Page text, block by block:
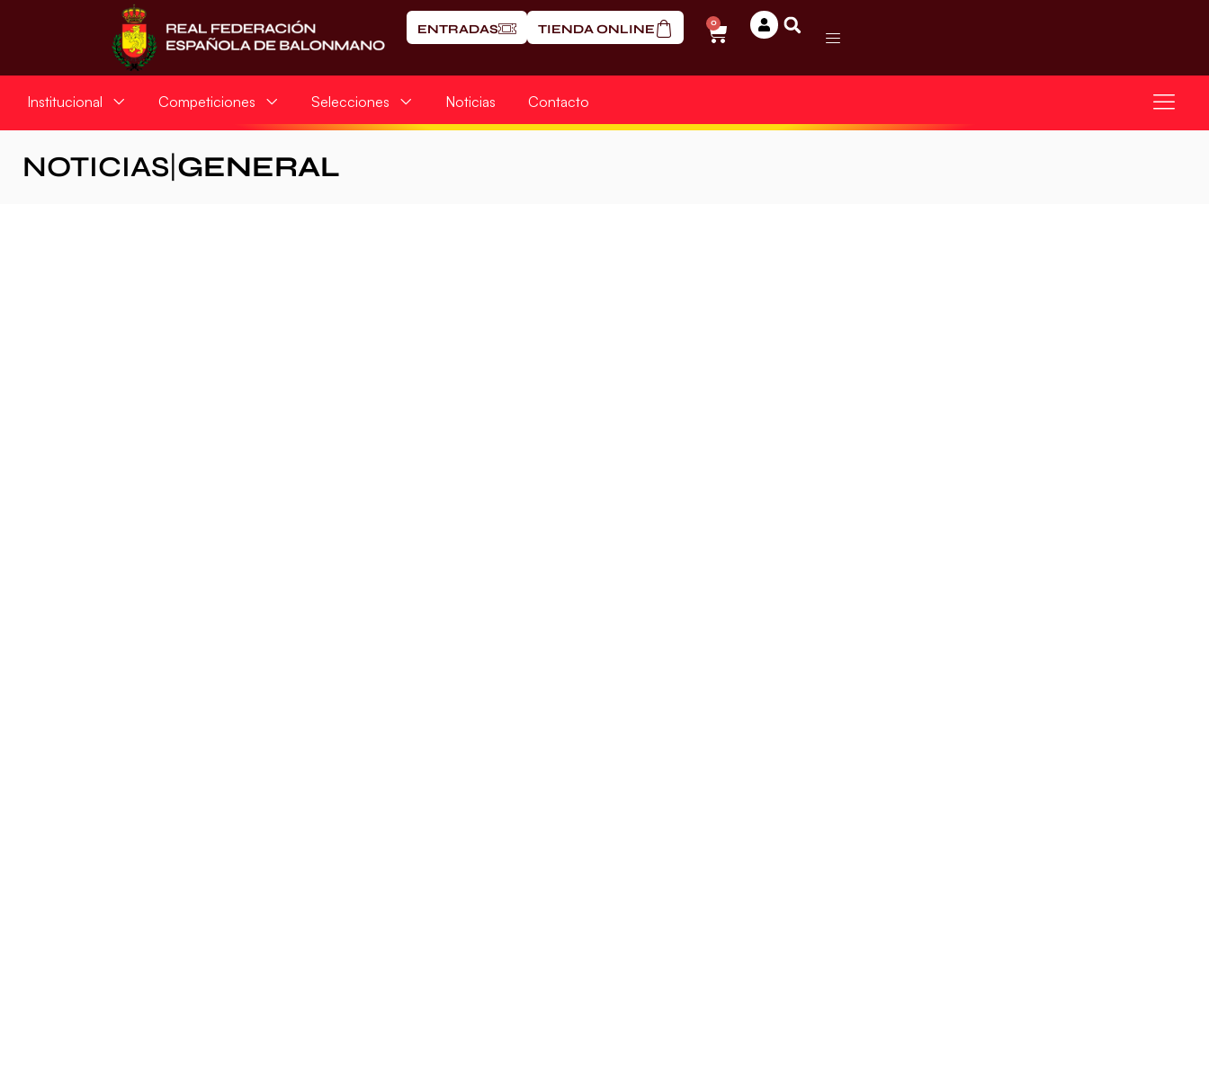
ENTRADAS TIENDA ONLINE 0
Institucional Competiciones Selecciones Noticias Contacto
NOTICIAS GENERAL